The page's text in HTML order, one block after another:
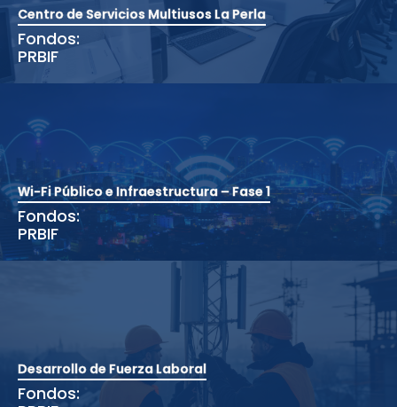
Centro de Servicios Multiusos La Perla
Fondos:
PRBIF
Wi-Fi Público e Infraestructura – Fase 1
Fondos:
PRBIF
Desarrollo de Fuerza Laboral
Fondos: